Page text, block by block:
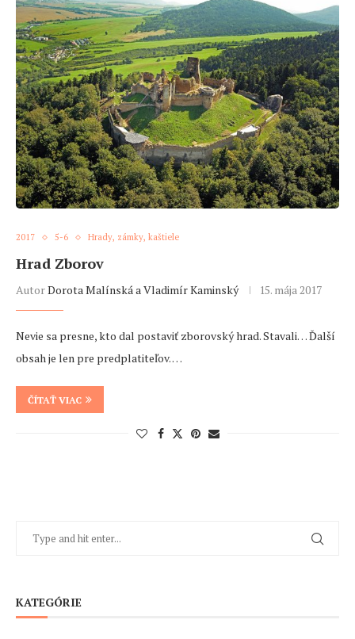
2017 5-6 Hrady, zámky, kaštiele
Hrad Zborov
AutorDorota Malínská a Vladimír Kaminský 15. mája 2017
Nevie sa presne, kto dal postaviť zborovský hrad. Stavali… Ďalší
obsah je len pre predplatiteľov. …
ČÍTAŤ VIAC
KATEGÓRIE